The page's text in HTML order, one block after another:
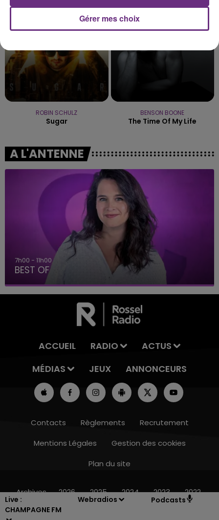
Live :
CHAMPAGNE FM
Webradios Podcasts
16h00 - 20h00
ROBIN SCHULZ
Sugar
BENSON BOONE
The Time Of My Life
A L'ANTENNE
11h00 - 16h00
Le week-end Champagne FM
ACCUEIL RADIO
ACTUS
MÉDIAS
JEUX ANNONCEURS
Contacts Règlements
Recrutement
Mentions Légales
Gestion des cookies
Plan du site
Archives 2026 2025 2024 2023 2022
Gérer mes choix